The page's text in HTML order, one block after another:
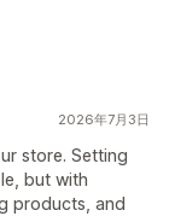
2026年7月3日
store. Setting
but with
products, and